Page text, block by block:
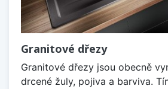
Granitové dřezy
Granitové dřezy jsou obecně
drcené žuly, pojiva a barviva.